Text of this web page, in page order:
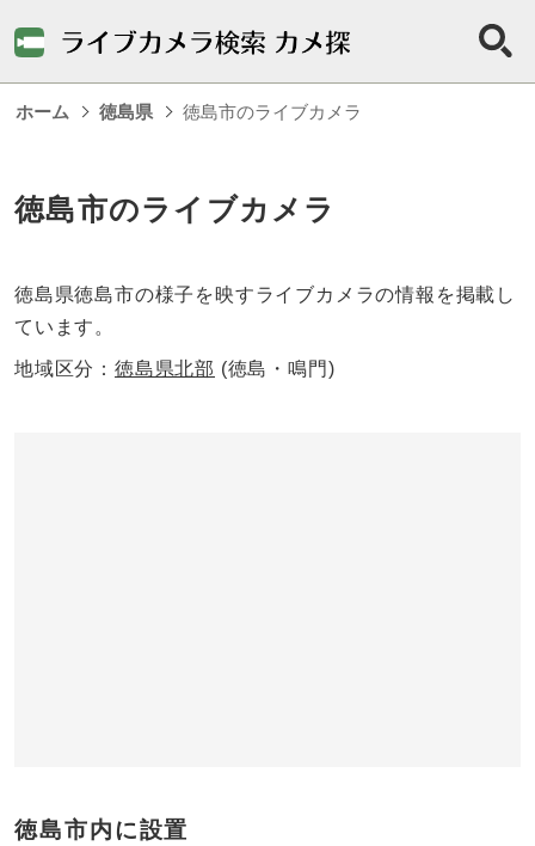
ホーム 徳島県 徳島市のライブカメラ
徳島市のライブカメラ
徳島県徳島市の様子を映すライブカメラの情報を掲載し
ています。
地域区分： 徳島県北部 (徳島・鳴門)
徳島市内に設置